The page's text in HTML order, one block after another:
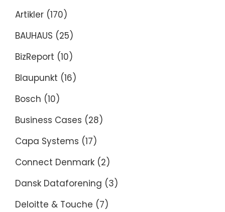
Artikler (170)
BAUHAUS (25)
BizReport (10)
Blaupunkt (16)
Bosch (10)
Business Cases (28)
Capa Systems (17)
Connect Denmark (2)
Dansk Dataforening (3)
Deloitte & Touche (7)